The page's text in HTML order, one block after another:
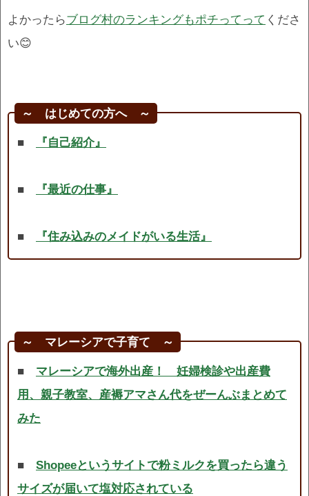
よかったらブログ村のランキングもポチってって くださ
い😊
～ はじめての方へ ～
■ 『自己紹介』
■ 『最近の仕事』
■ 『住み込みのメイドがいる生活』
～ マレーシアで子育て ～
■ マレーシアで海外出産！ 妊婦検診や出産費
用、親子教室、産褥アマさん代をぜーんぶまとめて
みた
■ Shopeeというサイトで粉ミルクを買ったら違う
サイズが届いて塩対応されている